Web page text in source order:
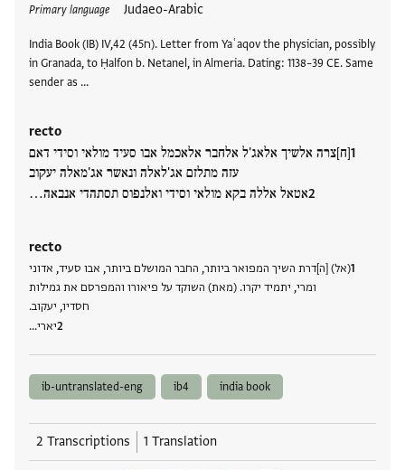
Primary language Judaeo-Arabic
India Book (IB) IV,42 (ח45). Letter from Yaʿaqov the physician, possibly
in Granada, to Ḥalfon b. Netanel, in Almeria. Dating: 1138–39 CE. Same
sender as …
recto
[ח]צרה אלשיך אלאג'ל אלחבר אלאכמל אבו סעיד מולאי וסידי דאם
עזה מתלזם אג'לאלה ונאשר אג'מאלה יעקוב
אטאל אללה בקא מולאי וסידי ואלנפוס תסתהדי אנבאה…
recto
(אל) [ה]דרת השיך המפואר ביותר, החבר המושלם ביותר, אבו סעיד, אדוני
ומרי, יתמיד יקרו. (מאת) השוקד על פיאורו והמפרסם את גמילות
חסדיו, יעקוב.
יארי…
ib-untranslated-eng ib4 india book
2 Transcriptions 1 Translation